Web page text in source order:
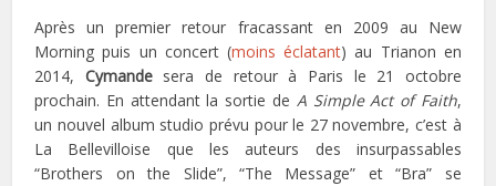
Après un premier retour fracassant en 2009 au New
Morning puis un concert (moins éclatant) au Trianon en
2014, Cymandesera de retour à Paris le 21 octobre
prochain. En attendant la sortie de A Simple Act of Faith,
un nouvel album studio prévu pour le 27 novembre, c’est à
La Bellevilloise que les auteurs des insurpassables
“Brothers on the Slide”, “The Message” et “Bra” se